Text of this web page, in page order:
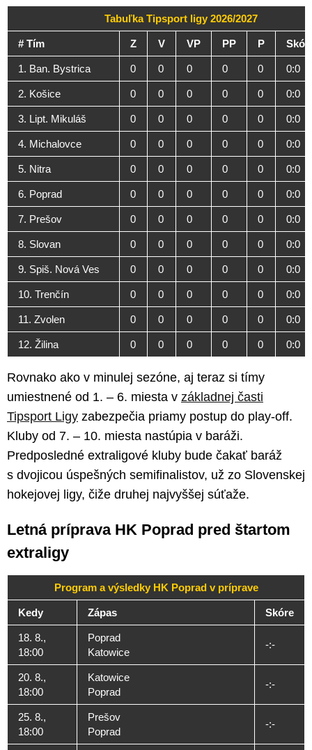
Tabuľka Tipsport ligy 2026/2027
# Tím Z V VP PP P
1. Ban. Bystrica 0 0 0 0 0 0:0
2. Košice 0 0 0 0 0 0:0
3. Lipt. Mikuláš 0 0 0 0 0 0:0
4. Michalovce 0 0 0 0 0 0:0
5. Nitra 0 0 0 0 0 0:0
6. Poprad 0 0 0 0 0 0:0
7. Prešov 0 0 0 0 0 0:0
8. Slovan 0 0 0 0 0 0:0
9. Spiš. Nová Ves 0 0 0 0 0 0:0
10. Trenčín 0 0 0 0 0 0:0
11. Zvolen 0 0 0 0 0 0:0
12. Žilina 0 0 0 0 0 0:0
Rovnako ako v minulej sezóne, aj teraz si tímy
umiestnené od 1. – 6. miesta v základnej časti
Tipsport Ligy zabezpečia priamy postup do play-off.
Kluby od 7. – 10. miesta nastúpia v baráži.
Predposledné extraligové kluby bude čakať baráž
s dvojicou úspešných semifinalistov, už zo Slovenskej
hokejovej ligy, čiže druhej najvyššej súťaže.
Letná príprava HK Poprad pred štartom
extraligy
Program a výsledky HK Poprad v príprave
Kedy Zápas Skóre
18. 8.,
18:00
Poprad
Katowice
-:-
20. 8.,
18:00
Katowice
Poprad
-:-
25. 8.,
18:00
Prešov
Poprad
-:-